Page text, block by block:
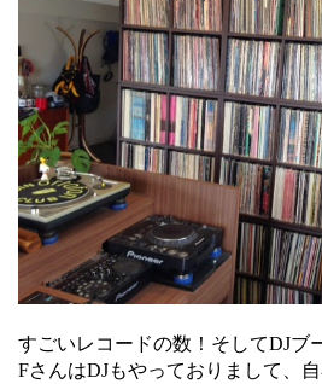
すごいレコードの数！そしてDJブ
FさんはDJもやっておりまして、